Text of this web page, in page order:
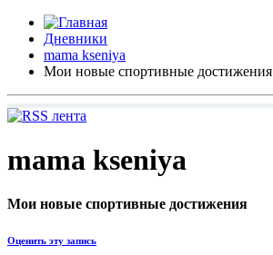
Дневники
mama kseniya
Мои новые спортивные достижения
mama kseniya
Мои новые спортивные достижения
Оценить эту запись